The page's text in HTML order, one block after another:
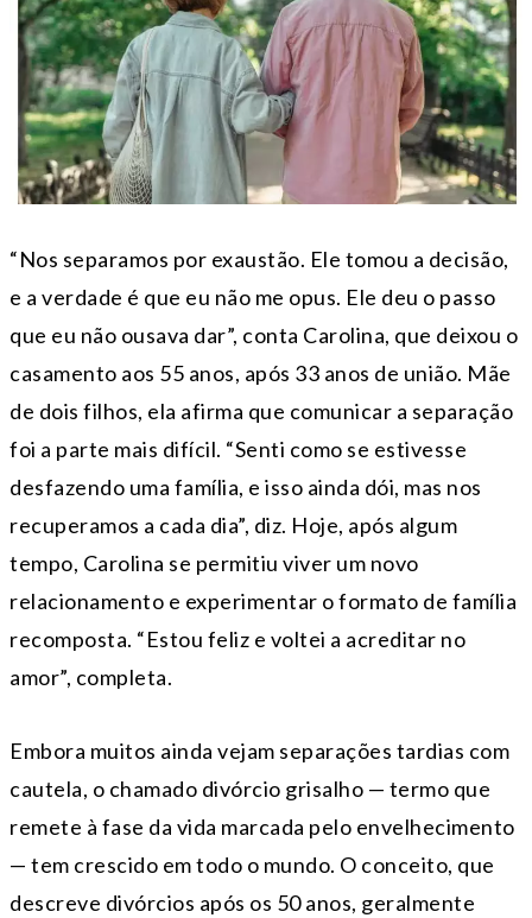
“Nos separamos por exaustão. Ele tomou a decisão,
e a verdade é que eu não me opus. Ele deu o passo
que eu não ousava dar”, conta Carolina, que deixou o
casamento aos 55 anos, após 33 anos de união. Mãe
de dois filhos, ela afirma que comunicar a separação
foi a parte mais difícil. “Senti como se estivesse
desfazendo uma família, e isso ainda dói, mas nos
recuperamos a cada dia”, diz. Hoje, após algum
tempo, Carolina se permitiu viver um novo
relacionamento e experimentar o formato de família
recomposta. “Estou feliz e voltei a acreditar no
amor”, completa.
Embora muitos ainda vejam separações tardias com
cautela, o chamado divórcio grisalho — termo que
remete à fase da vida marcada pelo envelhecimento
— tem crescido em todo o mundo. O conceito, que
descreve divórcios após os 50 anos, geralmente